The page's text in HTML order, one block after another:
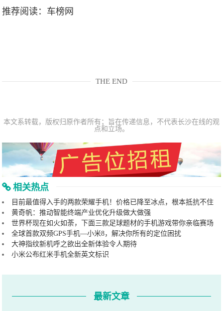
推荐阅读： 车榜网
THE END
本文系转载，版权归原作者所有；旨在传递信息，不代表长沙在线的观
点和立场。
相关热点
目前最值得入手的两款荣耀手机！价格已降至冰点，根本抵抗不住
黄奇帆：推动智能终端产业优化升级做大做强
世界杯现在如火如荼，下面三款足球题材的手机游戏带你亲临赛场
全球首款双频GPS手机—小米8，解决你所有的定位困扰
大神指纹新机呼之欲出全新体验令人期待
小米公布红米手机全新英文标识
最新文章